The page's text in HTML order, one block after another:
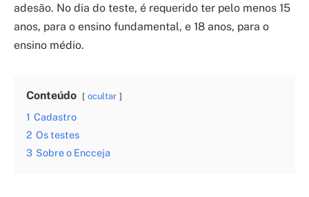
adesão. No dia do teste, é requerido ter pelo menos 15
anos, para o ensino fundamental, e 18 anos, para o
ensino médio.
Conteúdo ocultar
1 Cadastro
2 Os testes
3 Sobre o Encceja